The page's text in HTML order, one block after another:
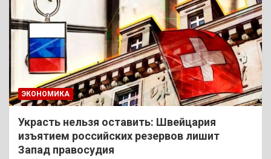
ЭКОНОМИКА
Украсть нельзя оставить: Швейцария
изъятием российских резервов лишит
Запад правосудия